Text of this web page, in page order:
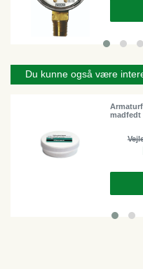
Du kunne også være
madfedt